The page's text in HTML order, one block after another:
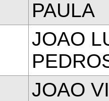
PAULA
JOAO
JOAO